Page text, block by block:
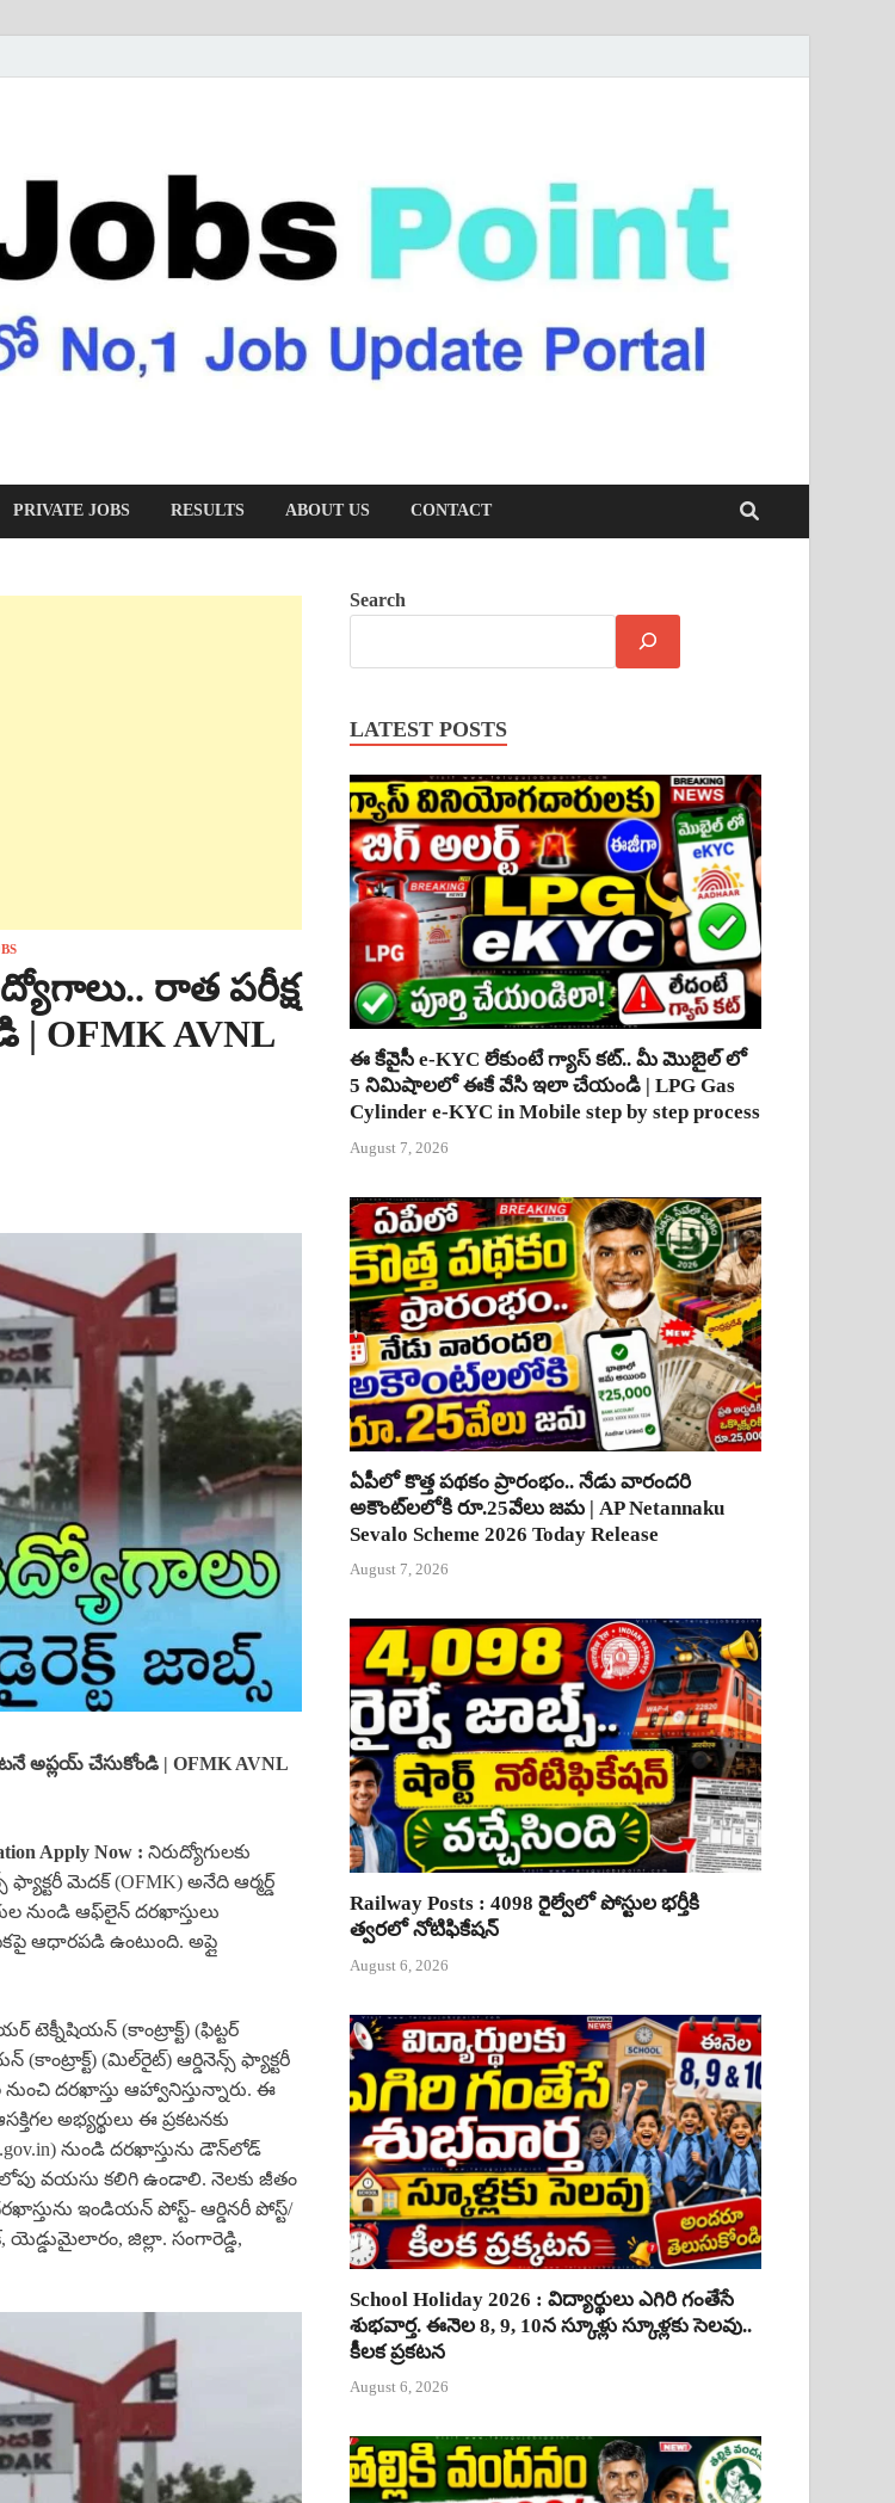
PRIVATE JOBS RESULTS ABOUT US CONTACT
రాత పరీక్ష
OFMK AVNL
అప్లయ్ చేసుకోండి | OFMK AVNL
Apply Now : నిరుద్యోగులకు
మెదక్ (OFMK) అనేది ఆర్మర్డ్
నుండి ఆఫ్‌లైన్ దరఖాస్తులు
ఆధారపడి ఉంటుంది. అప్లై
(కాంట్రాక్ట్) (ఫిట్టర్
(మిల్‌రైట్) ఆర్డినెన్స్ ఫ్యాక్టరీ
దరఖాస్తు ఆహ్వానిస్తున్నారు. ఈ
అభ్యర్థులు ఈ ప్రకటనకు
నుండి దరఖాస్తును డౌన్‌లోడ్
వయసు కలిగి ఉండాలి. నెలకు జీతం
ఇండియన్ పోస్ట్- ఆర్డినరీ పోస్ట్/
యెడ్డుమైలారం, జిల్లా. సంగారెడ్డి,
Search
LATEST POSTS
ఈ కేవైసీ e-KYC లేకుంటే గ్యాస్ కట్.. మీ మొబైల్ లో
5 నిమిషాలలో ఈకే వేసి ఇలా చేయండి | LPG Gas
Cylinder e-KYC in Mobile step by step process
August 7, 2026
ఏపీలో కొత్త పథకం ప్రారంభం.. నేడు వారందరి
అకౌంట్‌లలోకి రూ.25వేలు జమ | AP Netannaku
Sevalo Scheme 2026 Today Release
August 7, 2026
Railway Posts : 4098 రైల్వేలో పోస్టుల భర్తీకి
త్వరలో నోటిఫికేషన్
August 6, 2026
School Holiday 2026 : విద్యార్థులు ఎగిరి గంతేసే
శుభవార్త. ఈనెల 8, 9, 10న స్కూళ్లు స్కూళ్లకు సెలవు..
కీలక ప్రకటన
August 6, 2026